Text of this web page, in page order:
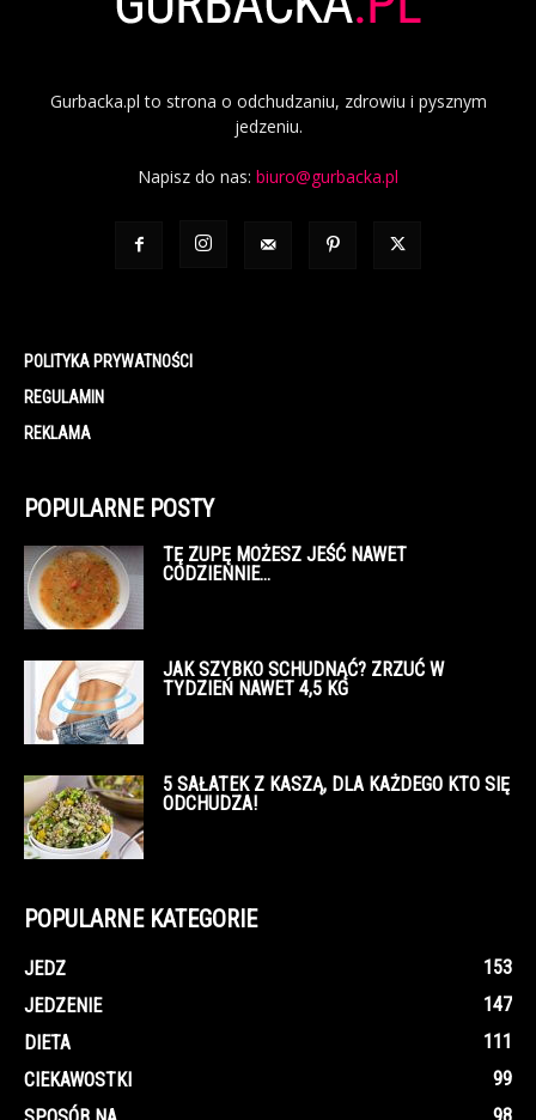
Gurbacka.pl to strona o odchudzaniu, zdrowiu i pysznym
jedzeniu.
Napisz do nas: biuro@gurbacka.pl
POLITYKA PRYWATNOŚCI
REGULAMIN
REKLAMA
POPULARNE POSTY
TĘ ZUPĘ MOŻESZ JEŚĆ NAWET
CODZIENNIE…
JAK SZYBKO SCHUDNĄĆ? ZRZUĆ W
TYDZIEŃ NAWET 4,5 KG
5 SAŁATEK Z KASZĄ, DLA KAŻDEGO KTO SIĘ
ODCHUDZA!
POPULARNE KATEGORIE
JEDZ
153
JEDZENIE
147
DIETA
111
CIEKAWOSTKI
99